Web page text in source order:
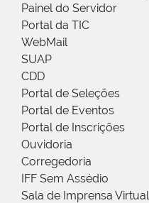
Painel do Servidor
Portal da TIC
WebMail
SUAP
CDD
Portal de Seleções
Portal de Eventos
Portal de Inscrições
Ouvidoria
Corregedoria
IFF Sem Assédio
Sala de Imprensa Virtual